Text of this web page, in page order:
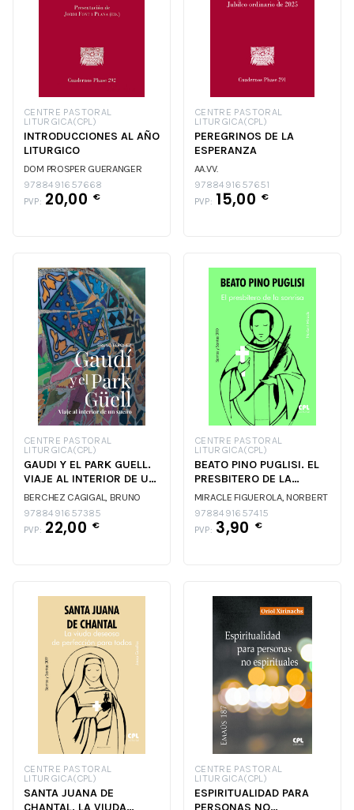
CENTRE PASTORAL
LITURGICA(CPL)
INTRODUCCIONES AL AÑO
LITURGICO
DOM PROSPER GUERANGER
9788491657668
PVP: 20,00 €
CENTRE PASTORAL
LITURGICA(CPL)
PEREGRINOS DE LA
ESPERANZA
AA.VV.
9788491657651
PVP: 15,00 €
CENTRE PASTORAL
LITURGICA(CPL)
GAUDI Y EL PARK GUELL.
VIAJE AL INTERIOR DE UN
SUEÑO
BERCHEZ CAGIGAL, BRUNO
9788491657385
PVP: 22,00 €
CENTRE PASTORAL
LITURGICA(CPL)
BEATO PINO PUGLISI. EL
PRESBITERO DE LA
SONRISA
MIRACLE FIGUEROLA, NORBERT
9788491657415
PVP: 3,90 €
CENTRE PASTORAL
LITURGICA(CPL)
SANTA JUANA DE
CHANTAL. LA VIUDA
CENTRE PASTORAL
LITURGICA(CPL)
ESPIRITUALIDAD PARA
PERSONAS NO